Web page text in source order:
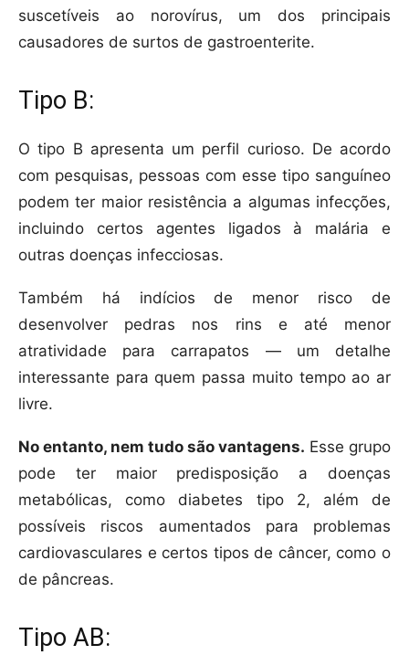
suscetíveis ao norovírus, um dos principais
causadores de surtos de gastroenterite.
Tipo B:
O tipo B apresenta um perfil curioso. De acordo
com pesquisas, pessoas com esse tipo sanguíneo
podem ter maior resistência a algumas infecções,
incluindo certos agentes ligados à malária e
outras doenças infecciosas.
Também há indícios de menor risco de
desenvolver pedras nos rins e até menor
atratividade para carrapatos — um detalhe
interessante para quem passa muito tempo ao ar
livre.
No entanto, nem tudo são vantagens. Esse grupo
pode ter maior predisposição a doenças
metabólicas, como diabetes tipo 2, além de
possíveis riscos aumentados para problemas
cardiovasculares e certos tipos de câncer, como o
de pâncreas.
Tipo AB: